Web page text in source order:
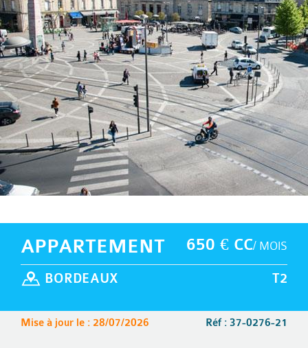
650 € CC/ MOIS
APPARTEMENT
T2
BORDEAUX
Réf : 37-0276-21
Mise à jour le : 28/07/2026